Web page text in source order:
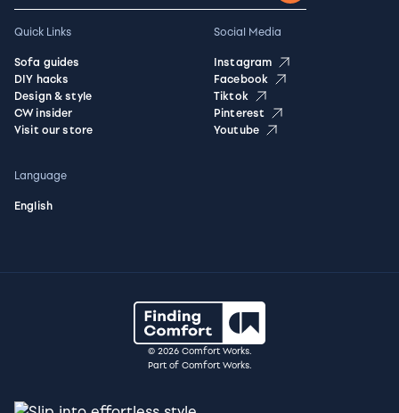
Quick Links
Sofa guides
DIY hacks
Design & style
CW insider
Visit our store
Social Media
Instagram
Facebook
Tiktok
Pinterest
Youtube
Language
English
© 2026 Comfort Works.
Part of Comfort Works.